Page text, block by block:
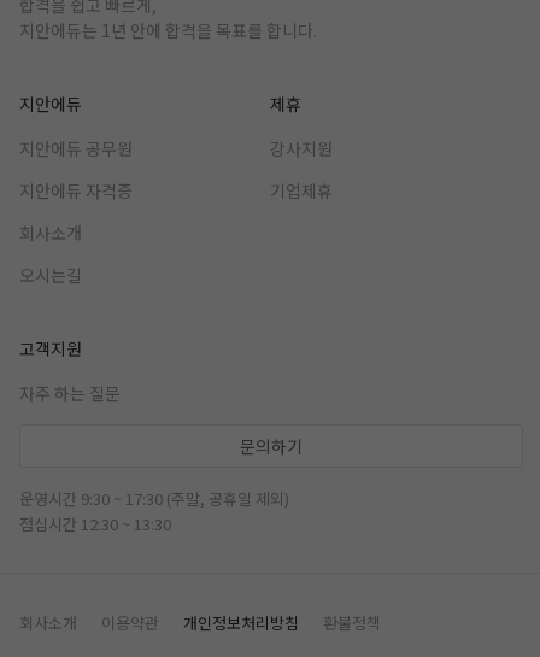
합격을 쉽고 빠르게,
지안에듀는 1년 안에 합격을 목표를 합니다.
지안에듀
지안에듀 공무원
지안에듀 자격증
회사소개
오시는길
제휴
강사지원
기업제휴
고객지원
자주 하는 질문
문의하기
운영시간 9:30 ~ 17:30 (주말, 공휴일 제외)
점심시간 12:30 ~ 13:30
회사소개 이용약관 개인정보처리방침
환불정책